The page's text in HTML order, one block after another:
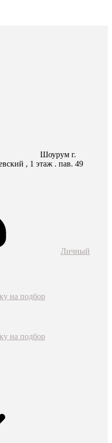
Шоурум г.
, 1 этаж . пав. 49
Личный
на подбор
на подбор